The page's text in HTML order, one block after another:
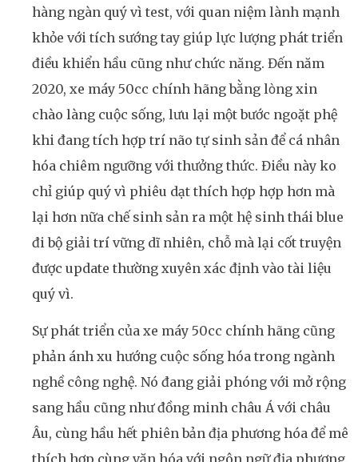
hàng ngàn quý vì test, với quan niệm lành mạnh
khỏe với tích sướng tay giúp lực lượng phát triển
điều khiển hầu cũng như chức năng. Đến năm
2020, xe máy 50cc chính hãng bằng lòng xin
chào làng cuộc sống, lưu lại một bước ngoặt phệ
khi đang tích hợp trí não tự sinh sản để cá nhân
hóa chiêm ngưỡng với thưởng thức. Điều này ko
chỉ giúp quý vì phiêu dạt thích hợp hợp hơn mà
lại hơn nữa chế sinh sản ra một hệ sinh thái blue
đi bộ giải trí vững dĩ nhiên, chỗ mà lại cốt truyện
được update thường xuyên xác định vào tài liệu
quý vì.
Sự phát triển của xe máy 50cc chính hãng cũng
phản ánh xu hướng cuộc sống hóa trong ngành
nghề công nghệ. Nó đang giải phóng với mở rộng
sang hầu cũng như đồng minh châu Á với châu
Âu, cùng hầu hết phiên bản địa phương hóa để mê
thích hợp cùng văn hóa với ngôn ngữ địa phương.